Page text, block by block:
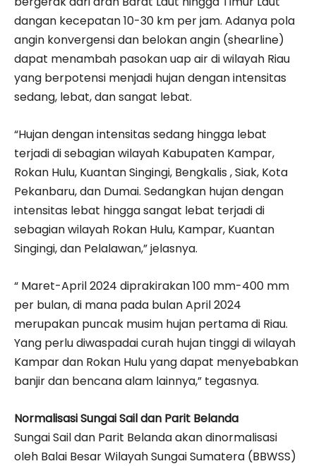
dangan kecepatan 10-30 km per jam. Adanya pola
angin konvergensi dan belokan angin (shearline)
dapat menambah pasokan uap air di wilayah Riau
yang berpotensi menjadi hujan dengan intensitas
sedang, lebat, dan sangat lebat.
“Hujan dengan intensitas sedang hingga lebat
terjadi di sebagian wilayah Kabupaten Kampar,
Rokan Hulu, Kuantan Singingi, Bengkalis , Siak, Kota
Pekanbaru, dan Dumai. Sedangkan hujan dengan
intensitas lebat hingga sangat lebat terjadi di
sebagian wilayah Rokan Hulu, Kampar, Kuantan
Singingi, dan Pelalawan,” jelasnya.
“ Maret-April 2024 diprakirakan 100 mm-400 mm
per bulan, di mana pada bulan April 2024
merupakan puncak musim hujan pertama di Riau.
Yang perlu diwaspadai curah hujan tinggi di wilayah
Kampar dan Rokan Hulu yang dapat menyebabkan
banjir dan bencana alam lainnya,” tegasnya.
Normalisasi Sungai Sail dan Parit Belanda
Sungai Sail dan Parit Belanda akan dinormalisasi
oleh Balai Besar Wilayah Sungai Sumatera (BBWSS)